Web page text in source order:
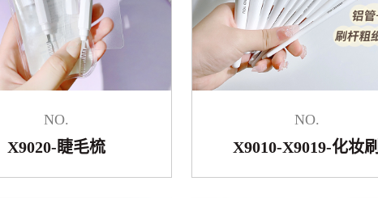
NO.
X9020-睫毛梳
NO.
X9010-X9019-化妆刷